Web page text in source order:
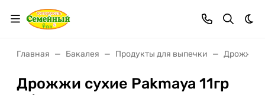
Главная Бакалея Продукты для выпечки Дрожжи
Дрожжи сухие Pakmaya 11гр